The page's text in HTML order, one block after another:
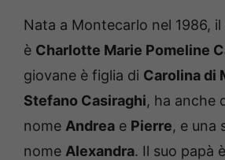
Nata a Montecarlo nel 1986,
è Charlotte Marie Pomeline
giovane è figlia di Carolina di
Stefano Casiraghi, ha anche
nome Andrea e Pierre, e una
nome Alexandra. Il suo papà